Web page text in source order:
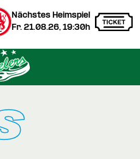
Nächstes Heimspiel
Fr. 21.08.26, 19:30h